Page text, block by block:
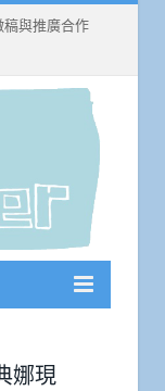
稿與推廣合作
娜現